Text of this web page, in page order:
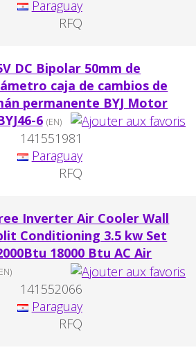
Paraguay
RFQ
DC Bipolar 50mm de
caja de cambios de
permanente BYJ Motor
6 (EN)
141551981
Paraguay
RFQ
Inverter Air Cooler Wall
Conditioning 3.5 kw Set
18000 Btu AC Air
141552066
Paraguay
RFQ